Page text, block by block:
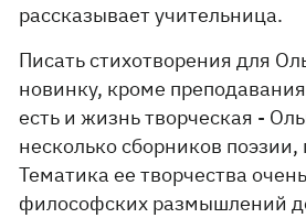
рассказывает учительница.
Писать стихотворения для
новинку, кроме
есть и жизнь творческая -
несколько сборников
Тематика ее творчества
философских размышлений